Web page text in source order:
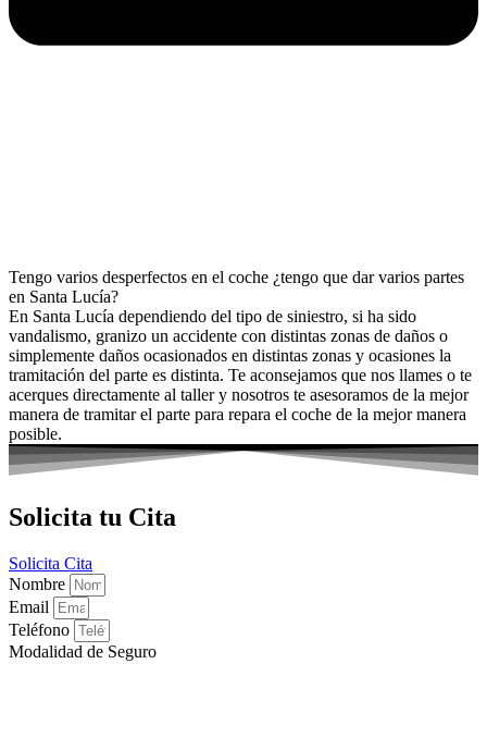
Tengo varios desperfectos en el coche ¿tengo que dar varios partes
en Santa Lucía?
En Santa Lucía dependiendo del tipo de siniestro, si ha sido
vandalismo, granizo un accidente con distintas zonas de daños o
simplemente daños ocasionados en distintas zonas y ocasiones la
tramitación del parte es distinta. Te aconsejamos que nos llames o te
acerques directamente al taller y nosotros te asesoramos de la mejor
manera de tramitar el parte para repara el coche de la mejor manera
posible.
Solicita tu Cita
Solicita Cita
Nombre
Email
Teléfono
Modalidad de Seguro